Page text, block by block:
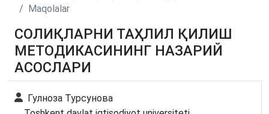
Maqolalar
СОЛИҚЛАРНИ ТАҲЛИЛ ҚИЛИШ
МЕТОДИКАСИНИНГ НАЗАРИЙ
АСОСЛАРИ
Гулноза Турсунова